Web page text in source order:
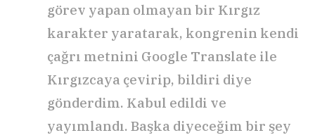
görev yapan olmayan bir Kırgız
karakter yaratarak, kongrenin kendi
çağrı metnini Google Translate ile
Kırgızcaya çevirip, bildiri diye
gönderdim. Kabul edildi ve
yayımlandı. Başka diyeceğim bir şey